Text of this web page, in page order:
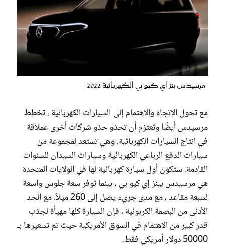
مرسيدس بنز اي كيو بي الكهربائية 2022
مع تحول الاتجاه والاهتمام إلى السيارات الكهربائية ، تخطط
مرسيدس أيضًا وتعتزم أن تحذو حذو شركات أخرى عملاقة
في انتاج السيارات الكهربائية. وهي تستعد لمجموعة من
سيارات الدفع الرباعي الكهربائية وسيارات السيدان للسنوات
القادمة. ستكون أول سيارة كهربائية لها في الولايات المتحدة
هي مرسيدس بينز إي كيو بي ، بينما توفر سعة جلوس واسعة
لسبعة مقاعد ، مع مدى جريء يصل إلى 260 ميلاً. مع الحد
الأدنى من البصمة الكربونية ، فإن السيارة كلها مهيأة لجذب
قدر كبير من الاهتمام في السوق الأمريكية حيث تم تسعيرها بـ
50000 دولار أمريكي فقط.